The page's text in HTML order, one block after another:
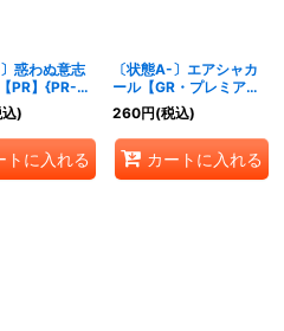
惑わぬ意志
PR】{PR-
トメア》
)
トに入れる
〔状態A-〕エアシャカ
ール【GR・プレミア
ム】{ECP01-P23}《ナ
イトメア》
260円(税込)
カートに入れる